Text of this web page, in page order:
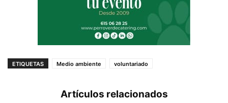
ETIQUETAS Medio ambiente voluntariado
Artículos relacionados